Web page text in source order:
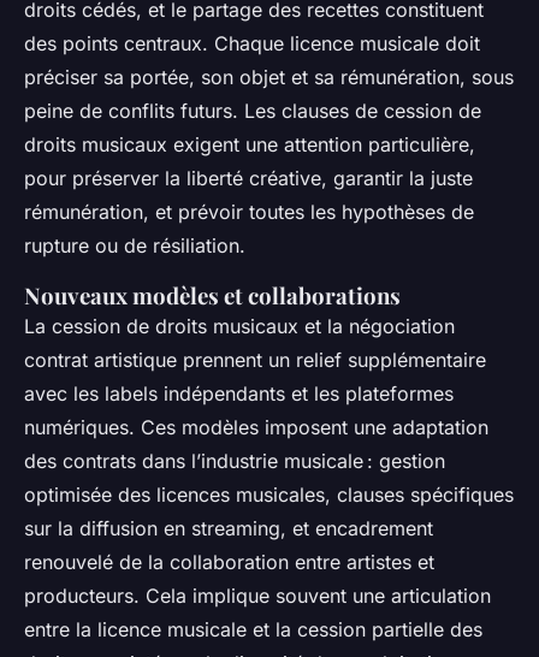
droits cédés, et le partage des recettes constituent
des points centraux. Chaque licence musicale doit
préciser sa portée, son objet et sa rémunération, sous
peine de conflits futurs. Les clauses de cession de
droits musicaux exigent une attention particulière,
pour préserver la liberté créative, garantir la juste
rémunération, et prévoir toutes les hypothèses de
rupture ou de résiliation.
Nouveaux modèles et collaborations
La cession de droits musicaux et la négociation
contrat artistique prennent un relief supplémentaire
avec les labels indépendants et les plateformes
numériques. Ces modèles imposent une adaptation
des contrats dans l’industrie musicale : gestion
optimisée des licences musicales, clauses spécifiques
sur la diffusion en streaming, et encadrement
renouvelé de la collaboration entre artistes et
producteurs. Cela implique souvent une articulation
entre la licence musicale et la cession partielle des